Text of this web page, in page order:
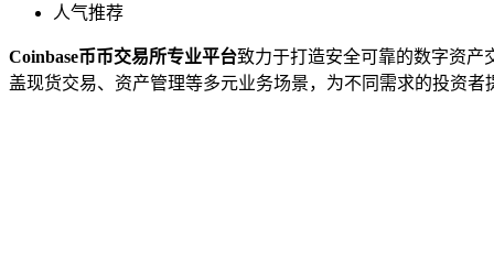
人气推荐
Coinbase币币交易所专业平台致力于打造安全可靠的数字资产
盖现货交易、资产管理等多元业务场景，为不同需求的投资者